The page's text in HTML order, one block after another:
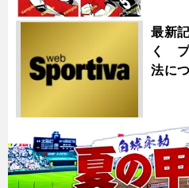
最新
く プ
法に